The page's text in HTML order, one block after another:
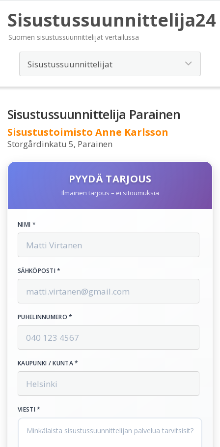
Sisustussuunnittelija24
Suomen sisustussuunnittelijat vertailussa
Sisustussuunnittelija Parainen
Sisustustoimisto Anne Karlsson
Storgårdinkatu 5, Parainen
PYYDÄ TARJOUS
Ilmainen tarjous – ei sitoumuksia
NIMI *
SÄHKÖPOSTI *
PUHELINNUMERO *
KAUPUNKI / KUNTA *
VIESTI *